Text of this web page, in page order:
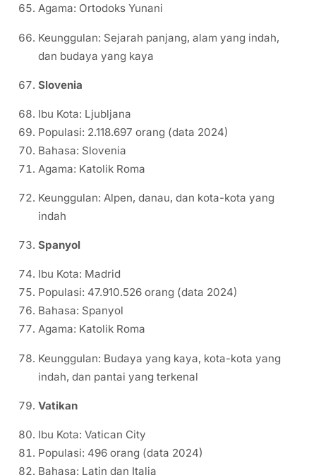
Agama: Ortodoks Yunani
Keunggulan: Sejarah panjang, alam yang indah,
dan budaya yang kaya
Slovenia
Ibu Kota: Ljubljana
Populasi: 2.118.697 orang (data 2024)
Bahasa: Slovenia
Agama: Katolik Roma
Keunggulan: Alpen, danau, dan kota-kota yang
indah
Spanyol
Ibu Kota: Madrid
Populasi: 47.910.526 orang (data 2024)
Bahasa: Spanyol
Agama: Katolik Roma
Keunggulan: Budaya yang kaya, kota-kota yang
indah, dan pantai yang terkenal
Vatikan
Ibu Kota: Vatican City
Populasi: 496 orang (data 2024)
Bahasa: Latin dan Italia